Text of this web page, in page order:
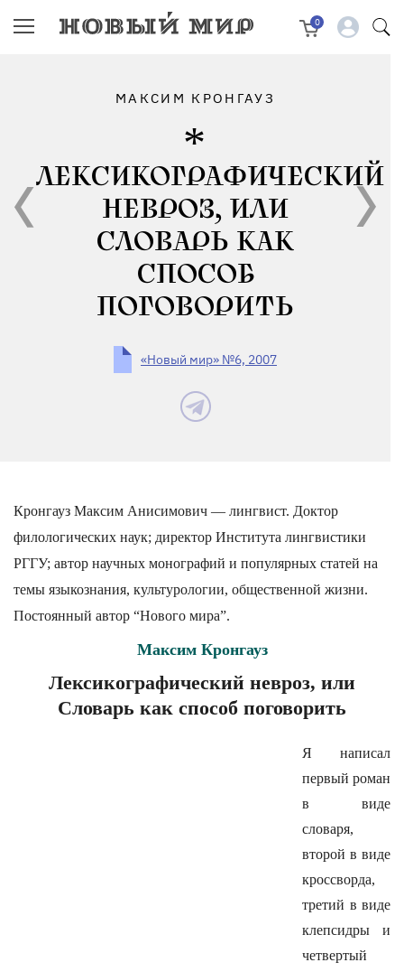
0
МАКСИМ КРОНГАУЗ
ЛЕКСИКОГРАФИЧЕСКИЙ
НЕВРОЗ, ИЛИ
СЛОВАРЬ КАК
СПОСОБ
ПОГОВОРИТЬ
«Новый мир» №6, 2007
Кронгауз Максим Анисимович — лингвист. Доктор
филологических наук; директор Института лингвистики
РГГУ; автор научных монографий и популярных статей на
темы языкознания, культурологии, общественной жизни.
Постоянный автор “Нового мира”.
Максим Кронгауз
Лексикографический невроз, или
Словарь как способ поговорить
Я написал
первый роман
в виде
словаря,
второй в виде
кроссворда,
третий в виде
клепсидры и
четвертый